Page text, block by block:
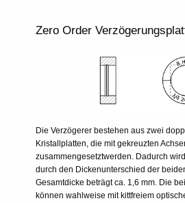
Zero Order
Die Verzögerer bestehen aus zwei
Kristallplatten, die mit gekreuzten
zusammengesetztwerden. Dadurch
durch den Dickenunterschied der
Gesamtdicke beträgt ca. 1,6 mm. Die
können wahlweise mit kittfreiem